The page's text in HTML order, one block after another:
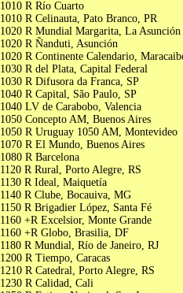
1010 R Río Cuarto
1010 R Celinauta, Pato Branco, PR
1020 R Mundial Margarita, La Asunción
1020 R Ñanduti, Asunción
1020 R Continente Calendario,
1030 R del Plata, Capital Federal
1030 R Difusora da Franca, SP
1040 R Capital, São Paulo, SP
1040 LV de Carabobo, Valencia
1050 Concepto AM, Buenos Aires
1050 R Uruguay 1050 AM, Montevideo
1070 R El Mundo, Buenos Aires
1080 R Barcelona
1120 R Rural, Porto Alegre, RS
1130 R Ideal, Maiquetía
1140 R Clube, Bocauiva, MG
1150 R Brigadier López, Santa Fé
1160 +R Excelsior, Monte Grande
1160 +R Globo, Brasilia, DF
1180 R Mundial, Río de Janeiro, RJ
1200 R Tiempo, Caracas
1210 R Catedral, Porto Alegre, RS
1230 R Calidad, Cali